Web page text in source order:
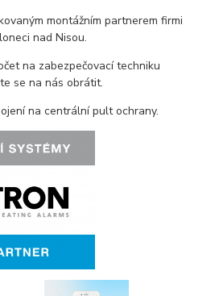
montážním partnerem firmi
nad Nisou.
na zabezpečovací techniku
se na nás obrátit.
na centrální pult ochrany.